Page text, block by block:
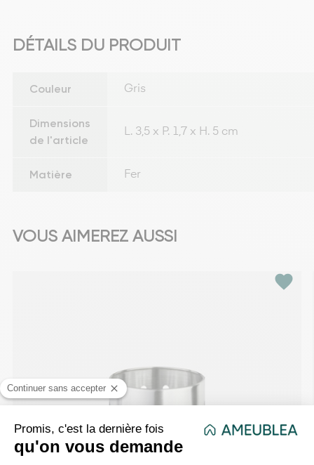
DÉTAILS DU PRODUIT
Couleur Gris
Dimensions
de l'article
L. 3,5 x P. 1,7 x H. 5 cm
Matière Fer
VOUS AIMEREZ AUSSI
favorite